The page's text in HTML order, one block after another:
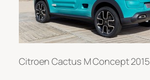
Citroen Cactus M Concept 2015